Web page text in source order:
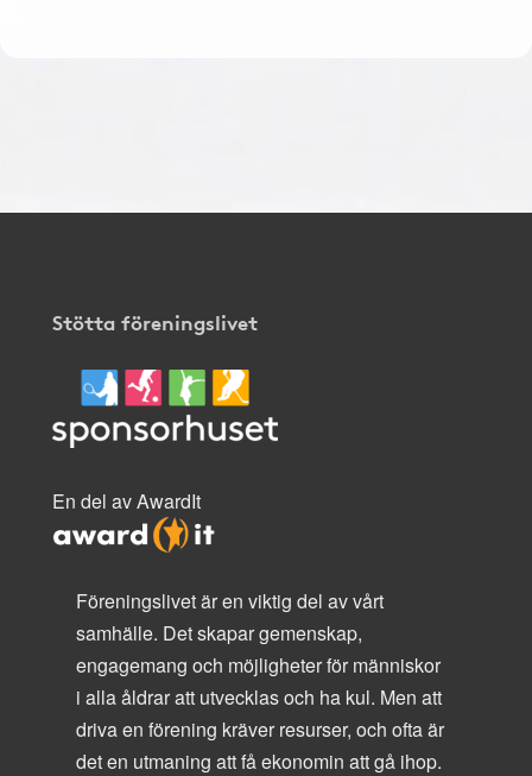
Stötta föreningslivet
En del av AwardIt
Föreningslivet är en viktig del av vårt
samhälle. Det skapar gemenskap,
engagemang och möjligheter för människor
i alla åldrar att utvecklas och ha kul. Men att
driva en förening kräver resurser, och ofta är
det en utmaning att få ekonomin att gå ihop.